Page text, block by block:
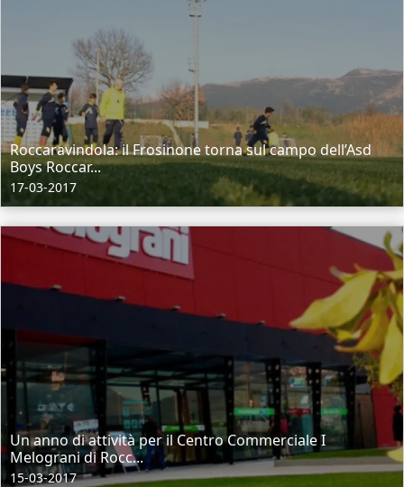
Roccaravindola: il Frosinone torna sul campo dell’Asd
Boys Roccar...
17-03-2017
Un anno di attività per il Centro Commerciale I
Melograni di Rocc...
15-03-2017